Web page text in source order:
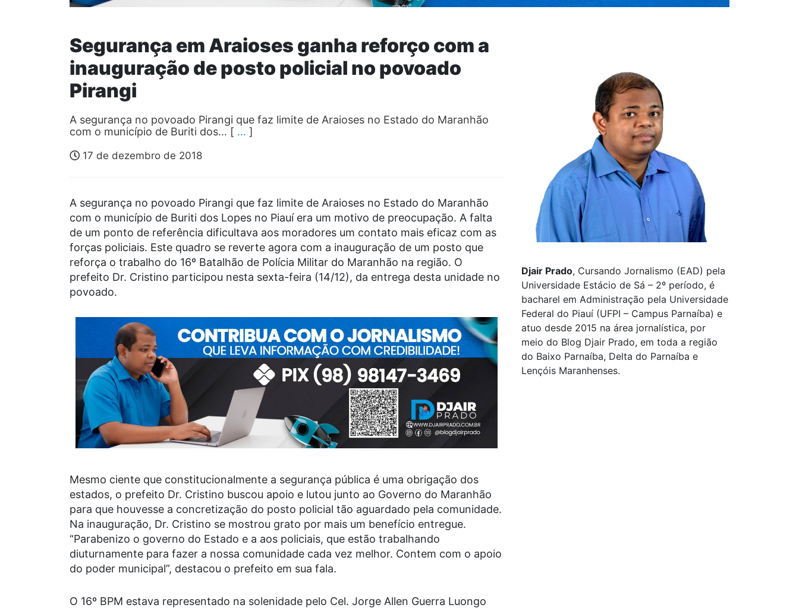
Segurança em Araioses ganha reforço com a
inauguração de posto policial no povoado
Pirangi
A segurança no povoado Pirangi que faz limite de Araioses no Estado do Maranhão
com o município de Buriti dos… [ … ]
17 de dezembro de 2018
A segurança no povoado Pirangi que faz limite de Araioses no Estado do Maranhão
com o município de Buriti dos Lopes no Piauí era um motivo de preocupação. A falta
de um ponto de referência dificultava aos moradores um contato mais eficaz com as
forças policiais. Este quadro se reverte agora com a inauguração de um posto que
reforça o trabalho do 16º Batalhão de Polícia Militar do Maranhão na região. O
prefeito Dr. Cristino participou nesta sexta-feira (14/12), da entrega desta unidade no
povoado.
Mesmo ciente que constitucionalmente a segurança pública é uma obrigação dos
estados, o prefeito Dr. Cristino buscou apoio e lutou junto ao Governo do Maranhão
para que houvesse a concretização do posto policial tão aguardado pela comunidade.
Na inauguração, Dr. Cristino se mostrou grato por mais um benefício entregue.
“Parabenizo o governo do Estado e a aos policiais, que estão trabalhando
diuturnamente para fazer a nossa comunidade cada vez melhor. Contem com o apoio
do poder municipal”, destacou o prefeito em sua fala.
O 16º BPM estava representado na solenidade pelo Cel. Jorge Allen Guerra Luongo
Djair Prado, Cursando Jornalismo (EAD) pela
Universidade Estácio de Sá – 2º período, é
bacharel em Administração pela Universidade
Federal do Piauí (UFPI – Campus Parnaíba) e
atuo desde 2015 na área jornalística, por
meio do Blog Djair Prado, em toda a região
do Baixo Parnaíba, Delta do Parnaíba e
Lençóis Maranhenses.